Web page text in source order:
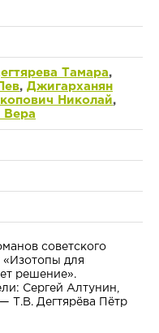
Тамара,
, Джигарханян
Николай,
Вера
советского
«Изотопы для
решение».
Сергей Алтунин,
Т.В. Дегтярёва Пётр